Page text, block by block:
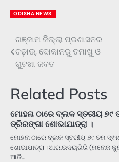
ODISHA NEWS
Post
navigation
ଗଞ୍ଜାମ ଜିଲ୍ଲା ପ୍ରଶାସନର
ଚଢ଼ାଉ, ଦୋକାନରୁ ତମାଖୁ ଓ
ଗୁଟଖା ଜବତ
Related Posts
ମୋହନା ଠାରେ ବ୍ଲକ ସ୍ତରୀୟ ୭୯
ତ୍ରିରଙ୍ଗା ଶୋଭାଯାତ୍ରା ।
ମୋହନା ଠାରେ ବ୍ଲକ ସ୍ତରୀୟ ୭୯ ତମ
ଶୋଭାଯାତ୍ରା ।ଆର,ଉଦୟଗିରି (ମନୋଜ
ଆଜି…